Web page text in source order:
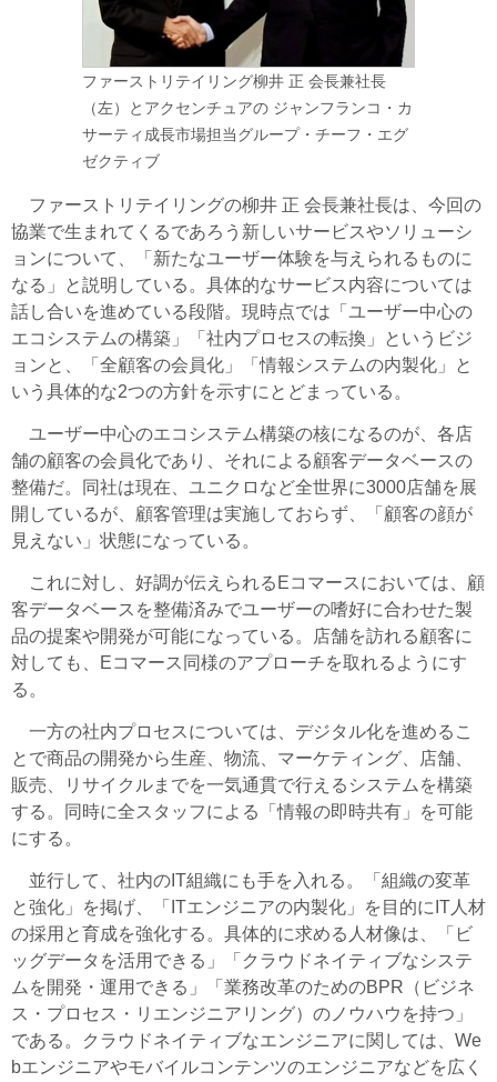
ファーストリテイリング柳井 正 会長兼社長
（左）とアクセンチュアの ジャンフランコ・カ
サーティ成長市場担当グループ・チーフ・エグ
ゼクティブ
ファーストリテイリングの柳井 正 会長兼社長は、今回の
協業で生まれてくるであろう新しいサービスやソリューシ
ョンについて、「新たなユーザー体験を与えられるものに
なる」と説明している。具体的なサービス内容については
話し合いを進めている段階。現時点では「ユーザー中心の
エコシステムの構築」「社内プロセスの転換」というビジ
ョンと、「全顧客の会員化」「情報システムの内製化」と
いう具体的な2つの方針を示すにとどまっている。
ユーザー中心のエコシステム構築の核になるのが、各店
舗の顧客の会員化であり、それによる顧客データベースの
整備だ。同社は現在、ユニクロなど全世界に3000店舗を展
開しているが、顧客管理は実施しておらず、「顧客の顔が
見えない」状態になっている。
これに対し、好調が伝えられるEコマースにおいては、顧
客データベースを整備済みでユーザーの嗜好に合わせた製
品の提案や開発が可能になっている。店舗を訪れる顧客に
対しても、Eコマース同様のアプローチを取れるようにす
る。
一方の社内プロセスについては、デジタル化を進めるこ
とで商品の開発から生産、物流、マーケティング、店舗、
販売、リサイクルまでを一気通貫で行えるシステムを構築
する。同時に全スタッフによる「情報の即時共有」を可能
にする。
並行して、社内のIT組織にも手を入れる。「組織の変革
と強化」を掲げ、「ITエンジニアの内製化」を目的にIT人材
の採用と育成を強化する。具体的に求める人材像は、「ビ
ッグデータを活用できる」「クラウドネイティブなシステ
ムを開発・運用できる」「業務改革のためのBPR（ビジネ
ス・プロセス・リエンジニアリング）のノウハウを持つ」
である。クラウドネイティブなエンジニアに関しては、We
bエンジニアやモバイルコンテンツのエンジニアなどを広く